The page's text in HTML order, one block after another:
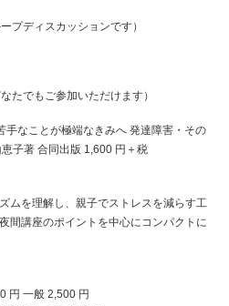
プディスカッションです）
たでもご参加いただけます）
なことが極端なきみへ 発達障害・その
子著 合同出版 1,600 円＋税
ムを理解し、親子でストレスを減らす工
間講座のポイントを中心にコンパクトに
円 一般 2,500 円